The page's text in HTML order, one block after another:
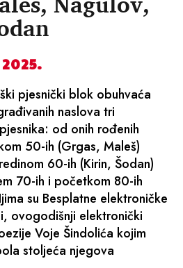
pjesnički blok obuhvaća
naslova tri
od onih rođenih
50-ih (Grgas, Maleš)
60-ih (Kirin, Šodan)
70-ih i početkom 80-ih
su Besplatne elektroničke
ovogodišnji elektronički
Voje Šindolića kojim
stoljeća njegova